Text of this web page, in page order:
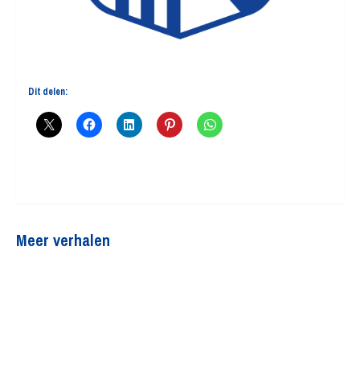
Dit delen:
Meer verhalen